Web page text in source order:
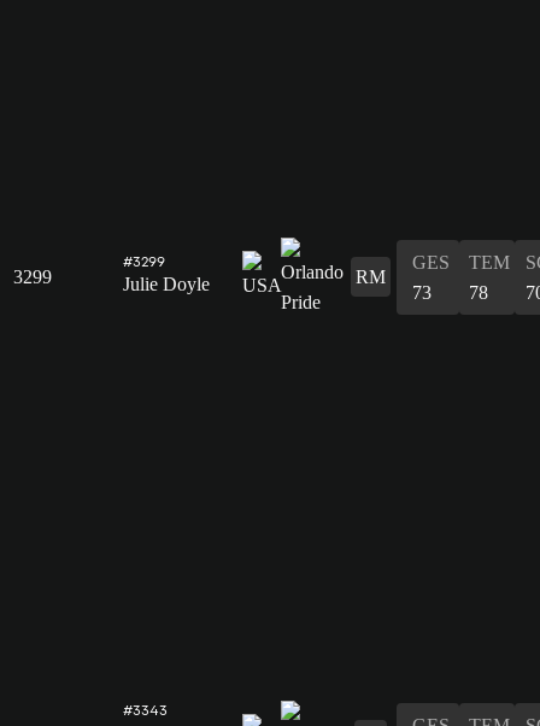
3299
#3299
Julie Doyle RM
GES
73
TEM
78
#3343